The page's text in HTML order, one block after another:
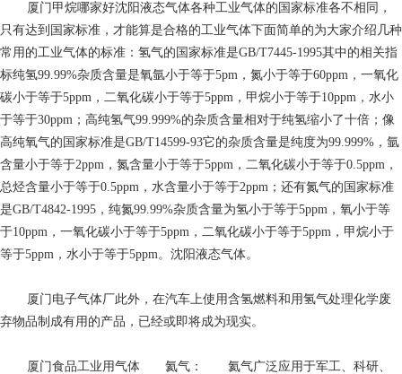
厦门甲烷哪家好沈阳液态气体各种工业气体的国家标准各不相同，
只有达到国家标准，才能算是合格的工业气体下面简单的为大家介绍几种
常用的工业气体的标准：氢气的国家标准是GB/T7445-1995其中的相关指
标纯氢99.99%杂质含量是氧氩小于等于5pm，氮小于等于60ppm，一氧化
碳小于等于5ppm，二氧化碳小于等于5ppm，甲烷小于等于10ppm，水小
于等于30ppm；高纯氢气99.999%的杂质含量相对于纯氢缩小了十倍；像
高纯氧气的国家标准是GB/T14599-93它的杂质含量是纯度为99.999%，氩
含量小于等于2ppm，氮含量小于等于5ppm，二氧化碳小于等于0.5ppm，
总烃含量小于等于0.5ppm，水含量小于等于2ppm；还有氮气的国家标准
是GB/T4842-1995，纯氮99.99%杂质含量为氢小于等于5ppm，氧小于等
于10ppm，一氧化碳小于等于5ppm，二氧化碳小于等于5ppm，甲烷小于
等于5ppm，水小于等于5ppm。沈阳液态气体。
厦门电子气体厂此外，在汽车上使用含氢燃料和用氢气处理化学废
弃物品制成有用的产品，已经或即将成为现实。
厦门食品工业用气体 氦气： 氦气广泛应用于军工、科研、